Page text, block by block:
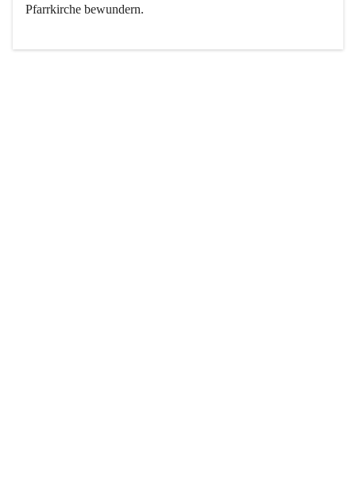
Pfarrkirche bewundern.
Der Weinbau dominert heute nicht mehr, ist aber integrativer